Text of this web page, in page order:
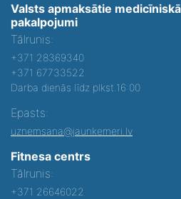
Valsts apmaksātie
pakalpojumi
Tālrunis:
+371 28369340
+371 67733522
Darba dienās līdz plkst.16:00
Epasts:
uznemsana@jaunkemeri.lv
Fitnesa centrs
Tālrunis:
+371 26646022